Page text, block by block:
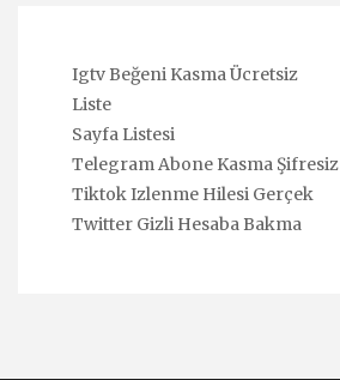
Igtv Beğeni Kasma Ücretsiz
Liste
Sayfa Listesi
Telegram Abone Kasma Şifresiz
Tiktok Izlenme Hilesi Gerçek
Twitter Gizli Hesaba Bakma